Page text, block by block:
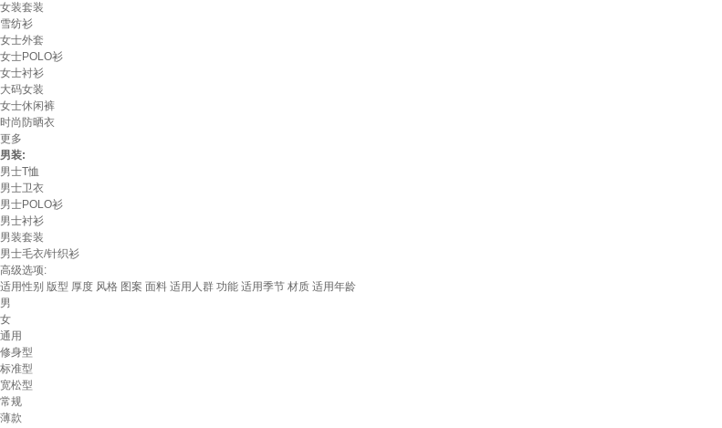
女装套装
雪纺衫
女士外套
女士POLO衫
女士衬衫
大码女装
女士休闲裤
时尚防晒衣
更多
男装:
男士T恤
男士卫衣
男士POLO衫
男士衬衫
男装套装
男士毛衣/针织衫
高级选项:
适用性别 版型 厚度 风格 图案 面料 适用人群 功能 适用季节 材质 适用年龄
男
女
通用
修身型
标准型
宽松型
常规
薄款